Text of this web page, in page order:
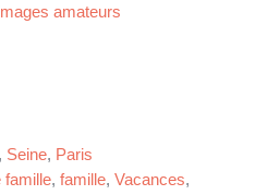
amateurs
, Seine, Paris
famille, famille, Vacances,